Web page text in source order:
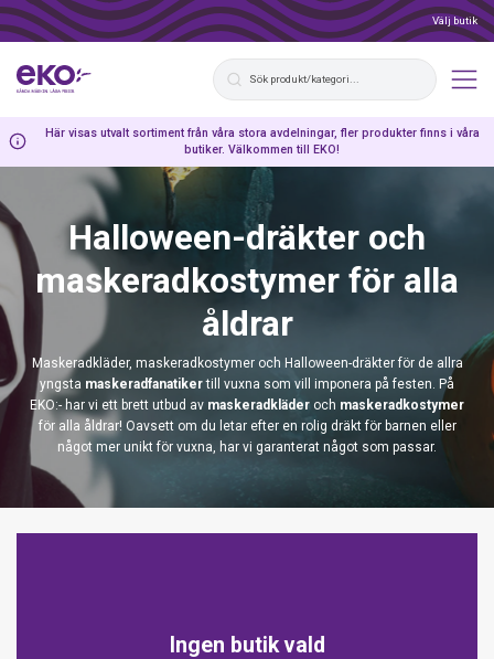
Välj butik
Här visas utvalt sortiment från våra stora avdelningar, fler produkter finns i våra
butiker. Välkommen till EKO!
Halloween-dräkter och
maskeradkostymer för alla
åldrar
Maskeradkläder, maskeradkostymer och Halloween-dräkter för de allra
yngsta maskeradfanatikertill vuxna som vill imponera på festen. På
EKO:- har vi ett brett utbud av maskeradkläder och maskeradkostymer
för alla åldrar! Oavsett om du letar efter en rolig dräkt för barnen eller
något mer unikt för vuxna, har vi garanterat något som passar.
Ingen butik vald